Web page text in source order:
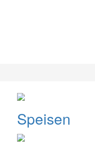
Speisen